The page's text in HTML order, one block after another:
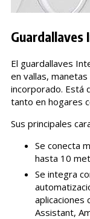
Guardallaves
El guardallaves
en vallas,
incorporado. Está
tanto en hogares
Sus principales
Se conecta
hasta 10
Se integra
aplicaciones
Assistant,